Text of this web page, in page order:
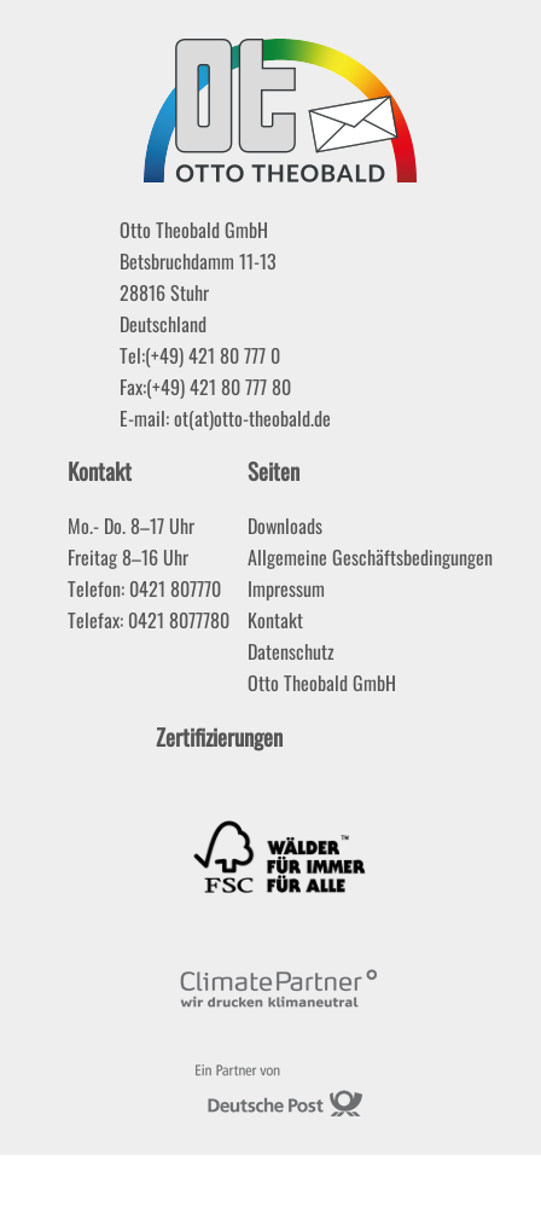
Otto Theobald GmbH
Betsbruchdamm 11-13
28816Stuhr
Deutschland
Tel:(+49) 421 80 777 0
Fax:(+49) 421 80 777 80
E-mail:ot(at)otto-theobald.de
Kontakt
Mo.- Do. 8–17 Uhr
Freitag 8–16 Uhr
Telefon: 0421 807770
Telefax: 0421 8077780
Seiten
Downloads
Allgemeine Geschäftsbedingungen
Impressum
Kontakt
Datenschutz
Otto Theobald GmbH
Zertifizierungen